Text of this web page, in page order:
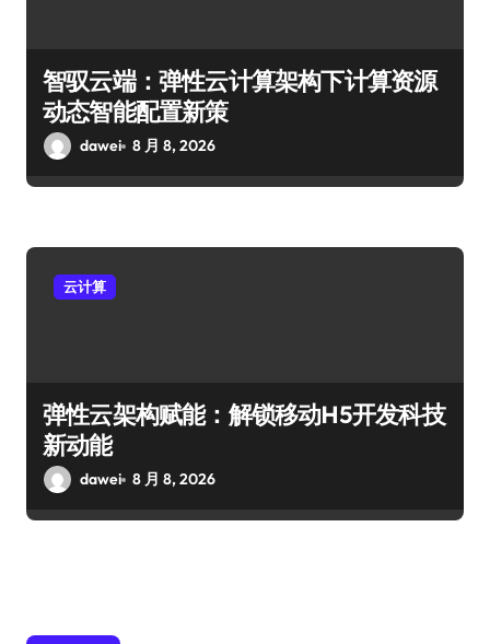
智驭云端：弹性云计算架构下计算资源
动态智能配置新策
dawei 8 月 8, 2026
云计算
弹性云架构赋能：解锁移动H5开发科技
新动能
dawei 8 月 8, 2026